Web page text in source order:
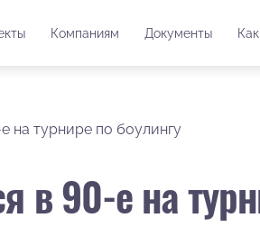
Компаниям Документы
на турнире по боулингу
в 90-е на